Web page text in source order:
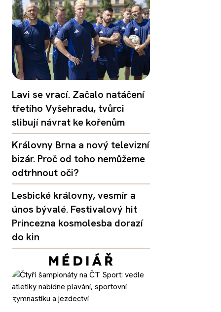
Lavi se vrací. Začalo natáčení
třetího Vyšehradu, tvůrci
slibují návrat ke kořenům
Královny Brna a nový televizní
bizár. Proč od toho nemůžeme
odtrhnout oči?
Lesbické královny, vesmír a
únos bývalé. Festivalový hit
Princezna kosmolesba dorazí
do kin